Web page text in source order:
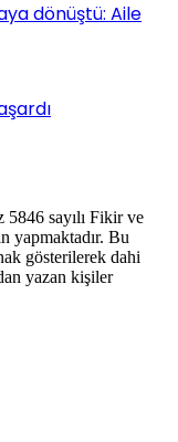
dönüştü: Aile
5846 sayılı Fikir ve
yapmaktadır. Bu
gösterilerek dahi
yazan kişiler